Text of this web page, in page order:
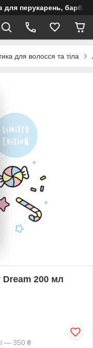
для перукарень,
для волосся та тіла
200 мл
— 350 ₴